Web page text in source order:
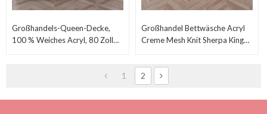
Großhandels-Queen-Decke,
100 % Weiches Acryl, 80 Zoll
Großhandel Bettwäsche Acryl
Creme Mesh Knit Sherpa King
1 2